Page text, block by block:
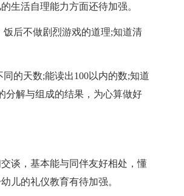
生活自理能力方面还待加强。
后不做剧烈游戏的道理;知道清
的天数;能读出100以内的数;知道
分解与组成的结果，为心算做好
谈，基本能与同伴友好相处，懂
儿的礼仪教育有待加强。